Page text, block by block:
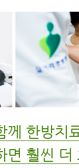
께 한방치
면 훨씬 더